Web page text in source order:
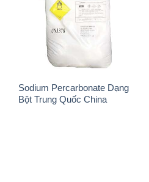
Sodium Percarbonate Dạng
Bột Trung Quốc China